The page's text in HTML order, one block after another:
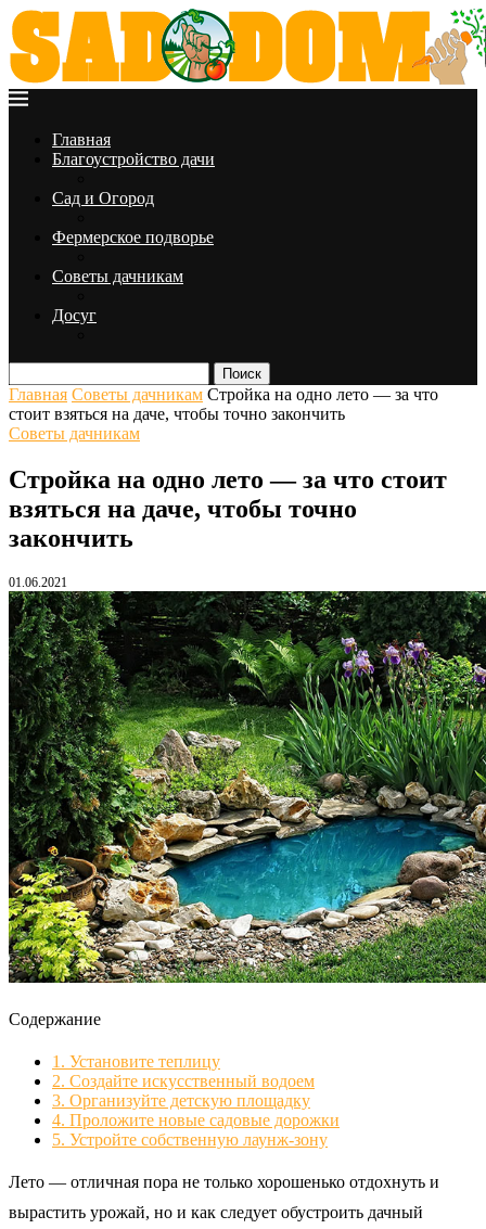
Главная
Благоустройство дачи
Сад и Огород
Фермерское подворье
Советы дачникам
Досуг
Поиск
Главная Советы дачникам Стройка на одно лето — за что
стоит взяться на даче, чтобы точно закончить
Советы дачникам
Стройка на одно лето — за что стоит
взяться на даче, чтобы точно
закончить
01.06.2021
Содержание
1. Установите теплицу
2. Создайте искусственный водоем
3. Организуйте детскую площадку
4. Проложите новые садовые дорожки
5. Устройте собственную лаунж-зону
Лето — отличная пора не только хорошенько отдохнуть и
вырастить урожай, но и как следует обустроить дачный